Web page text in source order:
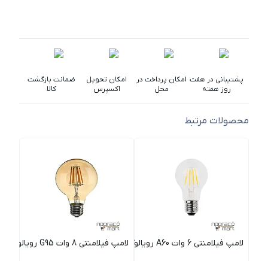
پشتیبانی در هفت
روز هفته
امکان پرداخت در
محل
امکان تحویل
اکسپرس
ضمانت بازگشت
کالا
محصولات مرتبط
لامپ فیلامنتی 6 وات A60 رویالوکس لامپ فیلامنتی 8 وات G95 رویالوکس